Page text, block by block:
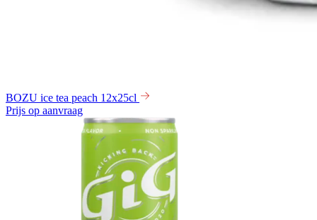
BOZU ice tea peach 12x25cl
Prijs op aanvraag